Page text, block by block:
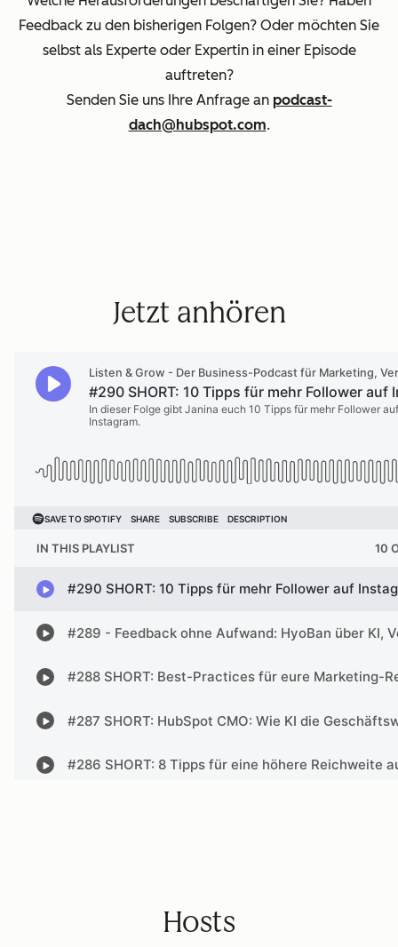
Feedback zu den bisherigen Folgen? Oder möchten Sie
selbst als Experte oder Expertin in einer Episode
auftreten?
Senden Sie uns Ihre Anfrage an podcast-
dach@hubspot.com.
Jetzt anhören
Hosts